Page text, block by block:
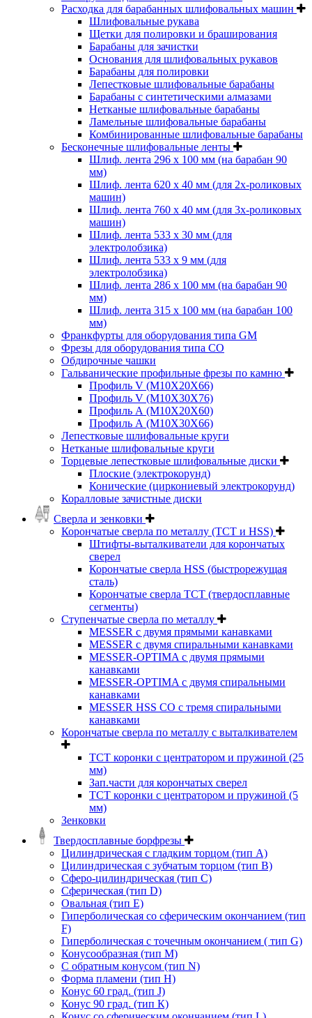
Расходка для барабанных шлифовальных машин
Шлифовальные рукава
Щетки для полировки и браширования
Барабаны для зачистки
Основания для шлифовальных рукавов
Барабаны для полировки
Лепестковые шлифовальные барабаны
Барабаны с синтетическими алмазами
Нетканые шлифовальные барабаны
Ламельные шлифовальные барабаны
Комбинированные шлифовальные барабаны
Бесконечные шлифовальные ленты
Шлиф. лента 296 х 100 мм (на барабан 90
мм)
Шлиф. лента 620 х 40 мм (для 2х-роликовых
машин)
Шлиф. лента 760 х 40 мм (для 3х-роликовых
машин)
Шлиф. лента 533 х 30 мм (для
электролобзика)
Шлиф. лента 533 х 9 мм (для
электролобзика)
Шлиф. лента 286 х 100 мм (на барабан 90
мм)
Шлиф. лента 315 х 100 мм (на барабан 100
мм)
Франкфурты для оборудования типа GM
Фрезы для оборудования типа СО
Обдирочные чашки
Гальванические профильные фрезы по камню
Профиль V (M10X20X66)
Профиль V (M10X30X76)
Профиль А (М10Х20Х60)
Профиль А (М10Х30Х66)
Лепестковые шлифовальные круги
Нетканые шлифовальные круги
Торцевые лепестковые шлифовальные диски
Плоские (электрокорунд)
Конические (циркониевый электрокорунд)
Коралловые зачистные диски
Сверла и зенковки
Корончатые сверла по металлу (TCT и HSS)
Штифты-выталкиватели для корончатых
сверел
Корончатые сверла HSS (быстрорежущая
сталь)
Корончатые сверла TCT (твердосплавные
сегменты)
Ступенчатые сверла по металлу
MESSER с двумя прямыми канавками
MESSER с двумя спиральными канавками
MESSER-OPTIMA с двумя прямыми
канавками
MESSER-OPTIMA с двумя спиральными
канавками
MESSER HSS CО с тремя спиральными
канавками
Корончатые сверла по металлу c выталкивателем
ТСТ коронки с центратором и пружиной (25
мм)
Зап.части для корончатых сверел
ТСТ коронки с центратором и пружиной (5
мм)
Зенковки
Твердосплавные борфрезы
Цилиндрическая с гладким торцом (тип А)
Цилиндрическая с зубчатым торцом (тип В)
Сферо-цилиндрическая (тип С)
Сферическая (тип D)
Овальная (тип Е)
Гиперболическая со сферическим окончанием (тип
F)
Гиперболическая с точечным окончанием ( тип G)
Конусообразная (тип М)
C обратным конусом (тип N)
Форма пламени (тип H)
Конус 60 град. (тип J)
Конус 90 град. (тип К)